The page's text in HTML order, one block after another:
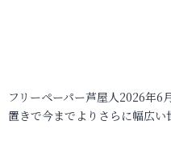
フリーペーパー芦屋人2026年6
置きで今までよりさらに幅広